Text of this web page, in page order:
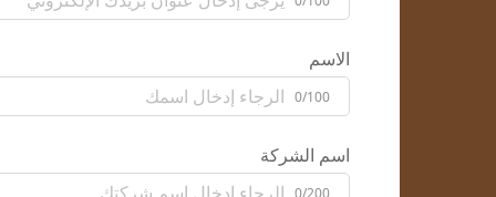
الاسم
0/100
اسم الشركة
0/200